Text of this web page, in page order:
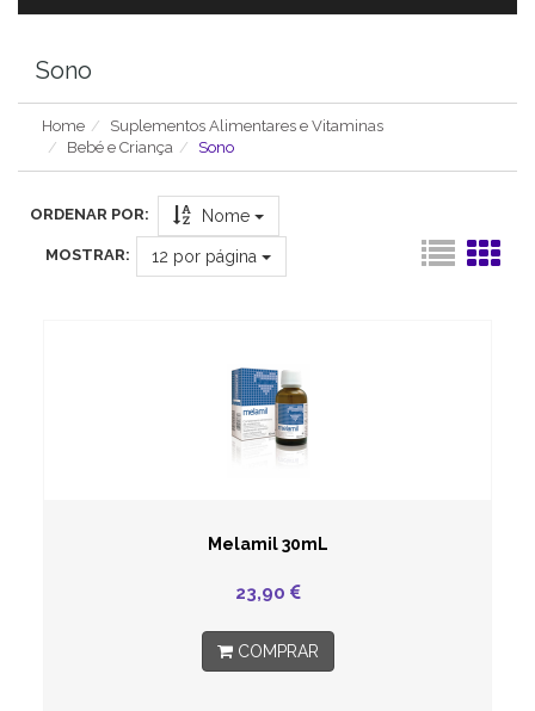
Sono
Home
Suplementos Alimentares e Vitaminas
Bebé e Criança
Sono
ORDENAR POR: Nome
MOSTRAR: 12 por página
Melamil 30mL
23,90
COMPRAR